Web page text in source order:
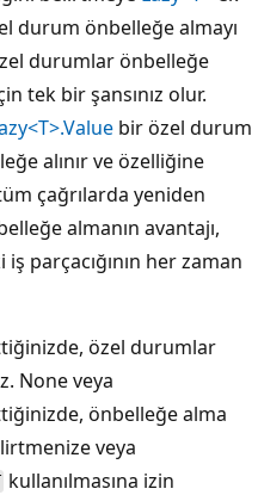
durum önbelleğe almayı
durumlar önbelleğe
tek bir şansınız olur.
bir özel durum
alınır ve özelliğine
çağrılarda yeniden
almanın avantajı,
parçacığının her zaman
özel durumlar
None veya
önbelleğe alma
veya
kullanılmasına izin